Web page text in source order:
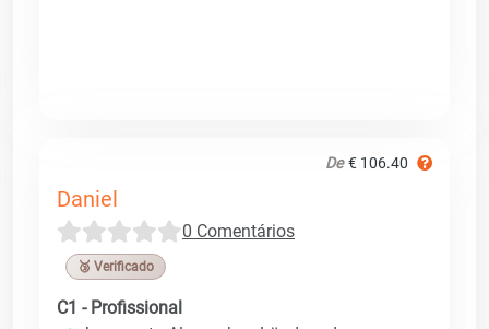
De € 106.40
Daniel
0 Comentários
🥉 Verificado
C1 - Profissional